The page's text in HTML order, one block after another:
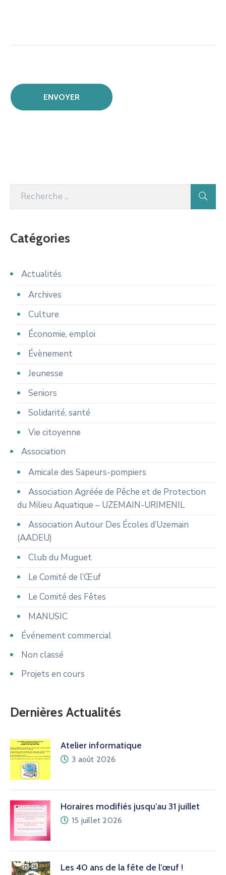
Catégories
Actualités
Archives
Culture
Économie, emploi
Évènement
Jeunesse
Seniors
Solidarité, santé
Vie citoyenne
Association
Amicale des Sapeurs-pompiers
Association Agréée de Pêche et de Protection
du Milieu Aquatique – UZEMAIN-URIMENIL
Association Autour Des Écoles d’Uzemain
(AADEU)
Club du Muguet
Le Comité de l’Œuf
Le Comité des Fêtes
MANUSIC
Événement commercial
Non classé
Projets en cours
Dernières Actualités
Atelier informatique
3 août 2026
Horaires modifiés jusqu’au 31 juillet
15 juillet 2026
Les 40 ans de la fête de l’œuf !